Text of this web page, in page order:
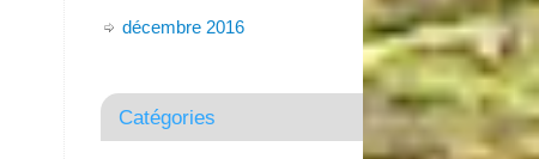
décembre 2016
Catégories